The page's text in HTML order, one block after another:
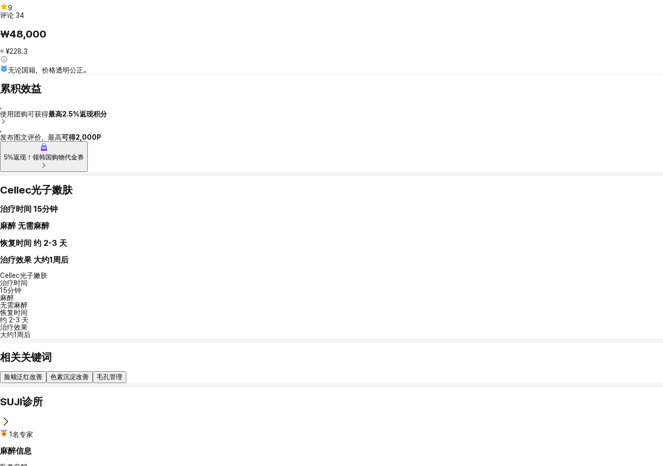
9
评论 34
₩48,000
≈ ¥228.3
无论国籍，价格透明公正。
累积效益
使用团购可获得最高2.5%返现积分
发布图文评价，最高可得2,000P
5%返现！领韩国购物代金券
Cellec光子嫩肤
治疗时间 15分钟
麻醉 无需麻醉
恢复时间 约 2-3 天
治疗效果 大约1周后
Cellec光子嫩肤
治疗时间
15分钟
麻醉
无需麻醉
恢复时间
约 2-3 天
治疗效果
大约1周后
相关关键词
脸颊泛红改善 色素沉淀改善 毛孔管理
SUJI诊所
1名专家
麻醉信息